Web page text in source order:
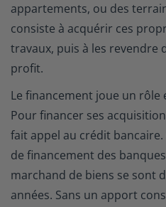
appartements, ou des
consiste à acquérir ces
travaux, puis à les revendre
profit.
Le financement joue un rôle
Pour financer ses
fait appel au crédit
de financement des
marchand de biens se sont
années. Sans un apport